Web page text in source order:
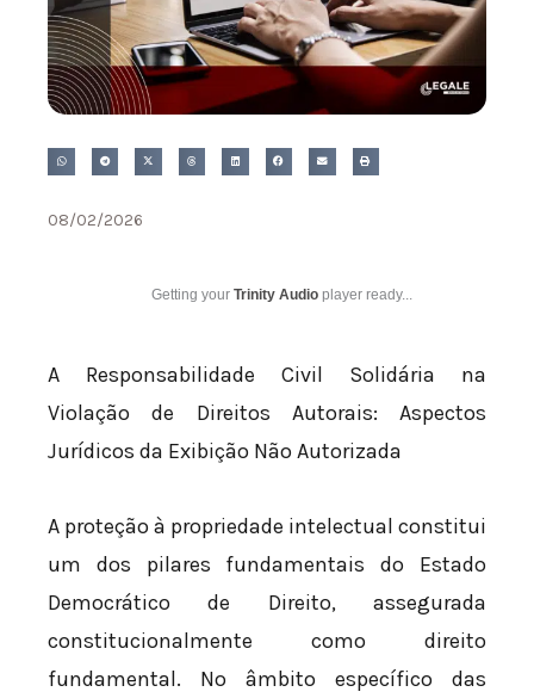
08/02/2026
Getting your Trinity Audio player ready...
A Responsabilidade Civil Solidária na
Violação de Direitos Autorais: Aspectos
Jurídicos da Exibição Não Autorizada
A proteção à propriedade intelectual constitui
um dos pilares fundamentais do Estado
Democrático de Direito, assegurada
constitucionalmente como direito
fundamental. No âmbito específico das